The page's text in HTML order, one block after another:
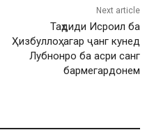
Next article
Таҳдиди Исроил ба
Ҳизбуллоҳ: агар ҷанг кунед
Лубнонро ба асри санг
бармегардонем